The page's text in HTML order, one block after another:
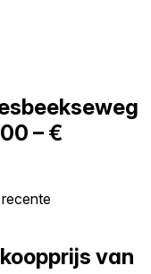
– €
van